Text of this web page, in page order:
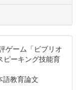
ゲーム「ビブリオ
ーキング技能育
語教育論文